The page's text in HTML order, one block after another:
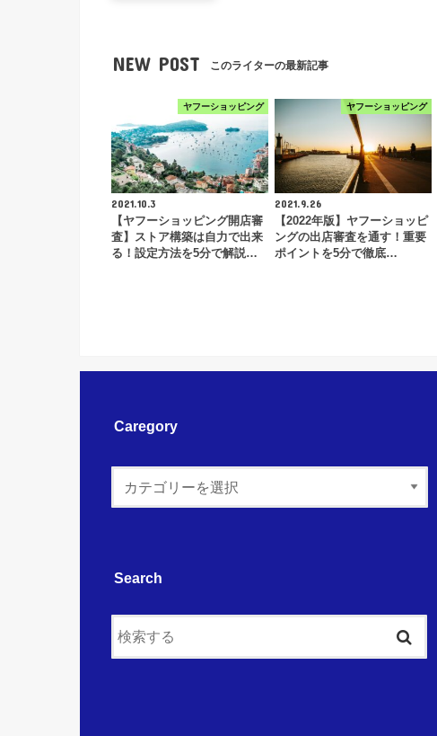
NEW POST このライターの最新記事
ヤフーショッピング
2021.10.3
【ヤフーショッピング開店審
査】ストア構築は自力で出来
る！設定方法を5分で解説…
ヤフーショッピング
2021.9.26
【2022年版】ヤフーショッピ
ングの出店審査を通す！重要
ポイントを5分で徹底…
Caregory
Search